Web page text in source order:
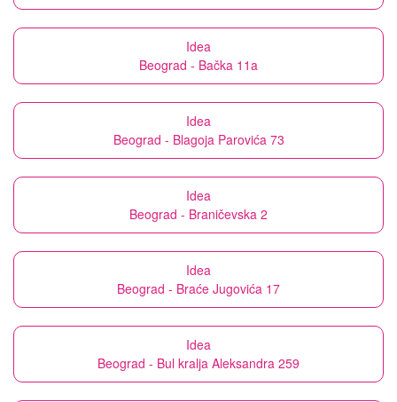
Idea
Beograd - Bačka 11a
Idea
Beograd - Blagoja Parovića 73
Idea
Beograd - Braničevska 2
Idea
Beograd - Braće Jugovića 17
Idea
Beograd - Bul kralja Aleksandra 259